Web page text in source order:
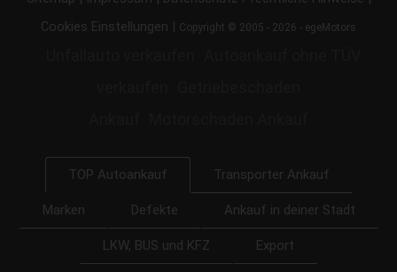
Cookies Einstellungen | Copyright © 2005 - 2026 - egeMotors
TOP Autoankauf Transporter Ankauf
Marken Defekte Ankauf in deiner Stadt
LKW, BUS und KFZ Export